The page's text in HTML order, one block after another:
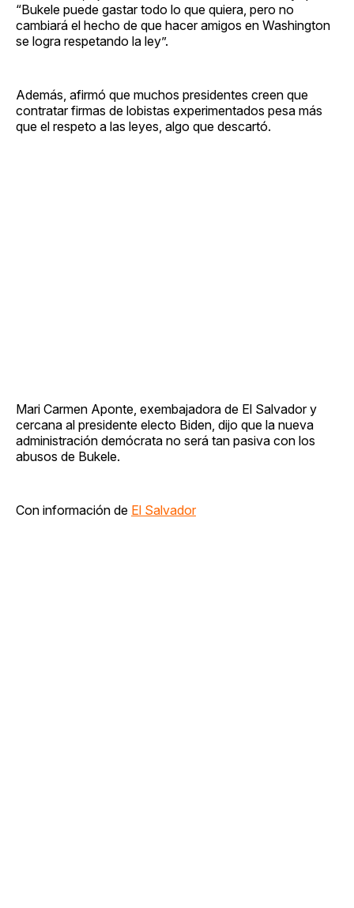
“Bukele puede gastar todo lo que quiera, pero no
cambiará el hecho de que hacer amigos en Washington
se logra respetando la ley”.
Además, afirmó que muchos presidentes creen que
contratar firmas de lobistas experimentados pesa más
que el respeto a las leyes, algo que descartó.
Mari Carmen Aponte, exembajadora de El Salvador y
cercana al presidente electo Biden, dijo que la nueva
administración demócrata no será tan pasiva con los
abusos de Bukele.
Con información de El Salvador